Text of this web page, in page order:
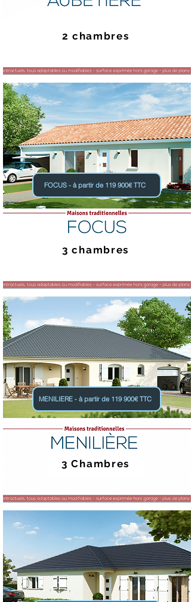
2 chambres
FOCUS - à partir de 119 900€ TTC
3 chambres
MENILIERE - à partir de 119 900€ TTC
3 Chambres